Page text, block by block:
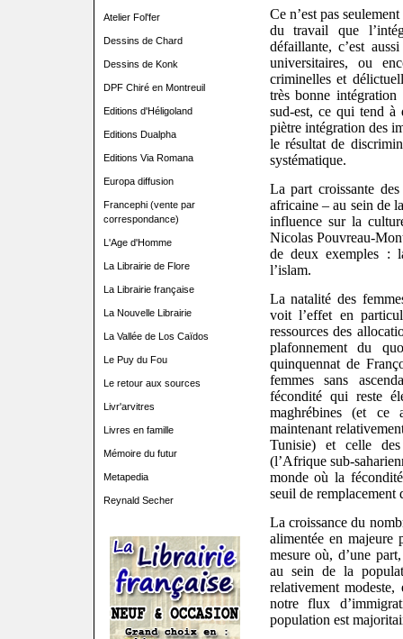
Atelier Fol'fer
Dessins de Chard
Dessins de Konk
DPF Chiré en Montreuil
Editions d'Héligoland
Editions Dualpha
Editions Via Romana
Europa diffusion
Francephi (vente par
correspondance)
L'Age d'Homme
La Librairie de Flore
La Librairie française
La Nouvelle Librairie
La Vallée de Los Caïdos
Le Puy du Fou
Le retour aux sources
Livr'arvitres
Livres en famille
Mémoire du futur
Metapedia
Reynald Secher
Ce n’est pas
du travail que
défaillante, c’est
universitaires, ou
criminelles et
très bonne
sud-est, ce qui tend à
piètre intégration des
le résultat de
systématique.
La part croissante
africaine – au sein de
influence sur la
Nicolas Pouvreau-
de deux exemples :
l’islam.
La natalité des
voit l’effet en
ressources des
plafonnement du
quinquennat de
femmes sans
fécondité qui reste
maghrébines (et ce
maintenant
Tunisie) et celle des
(l’Afrique sub-
monde où la
seuil de remplacement
La croissance du
alimentée en
mesure où, d’une
au sein de la
relativement
notre flux
population est